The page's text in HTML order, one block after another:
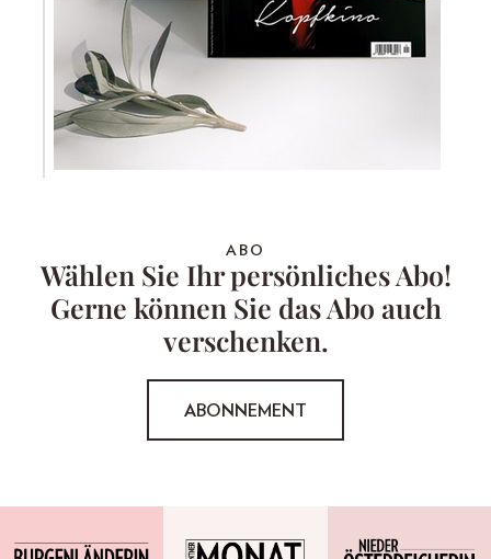
ABO
Wählen Sie Ihr persönliches Abo!
Gerne können Sie das Abo auch
verschenken.
ABONNEMENT